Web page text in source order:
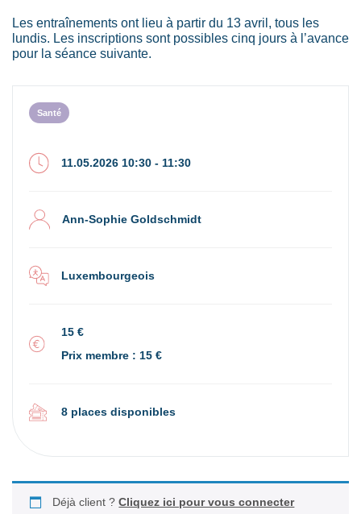
Les entraînements ont lieu à partir du 13 avril, tous les
lundis. Les inscriptions sont possibles cinq jours à l’avance
pour la séance suivante.
Santé
11.05.2026 10:30 - 11:30
Ann-Sophie Goldschmidt
Luxembourgeois
15 €
Prix membre : 15 €
8 places disponibles
Déjà client ?Cliquez ici pour vous connecter